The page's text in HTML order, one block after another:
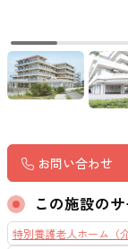
お問い合わせ
この施設の
特別養護老人ホーム（